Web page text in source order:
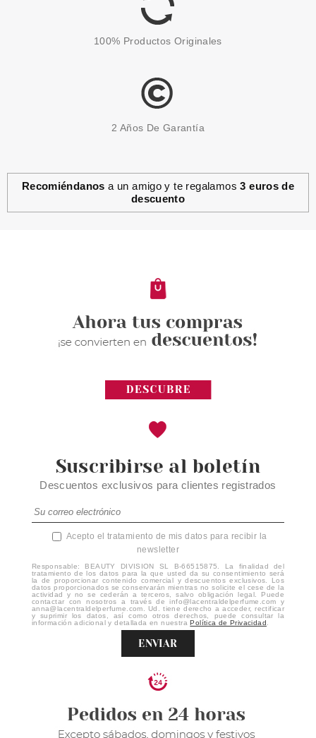
100% Productos Originales
2 Años De Garantía
Recomiéndanos a un amigo y te regalamos3 euros de
descuento
Suscribirse al boletín
Descuentos exclusivos para clientes registrados
Acepto el tratamiento de mis datos para recibir la
newsletter
Responsable: BEAUTY DIVISION SL B-66515875. La finalidad del
tratamiento de los datos para la que usted da su consentimiento será
la de proporcionar contenido comercial y descuentos exclusivos. Los
datos proporcionados se conservarán mientras no solicite el cese de la
actividad y no se cederán a terceros, salvo obligación legal. Puede
contactar con nosotros a través de info@lacentraldelperfume.com y
anna@lacentraldelperfume.com. Ud. tiene derecho a acceder, rectificar
y suprimir los datos, así como otros derechos, puede consultar la
información adicional y detallada en nuestraPolítica de Privacidad
ENVIAR